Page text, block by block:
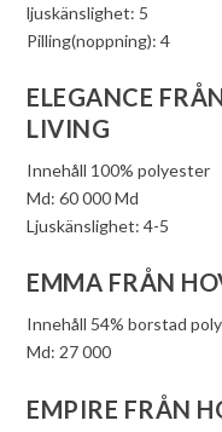
ljuskänslighet: 5
Pilling(noppning): 4
ELEGANCE
LIVING
Innehåll 100% polyester
Md: 60 000 Md
Ljuskänslighet: 4-5
EMMA FRÅN
Innehåll 54% borstad
Md: 27 000
EMPIRE FRÅN